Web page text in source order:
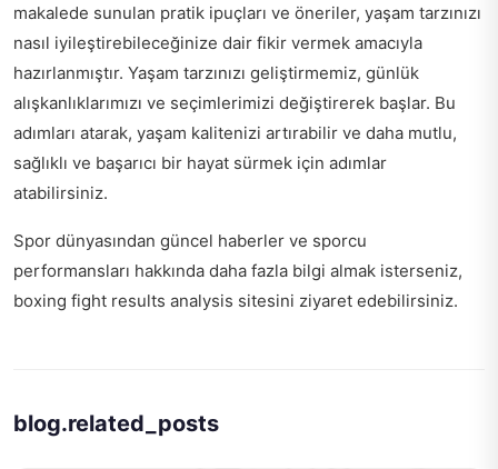
makalede sunulan pratik ipuçları ve öneriler, yaşam tarzınızı
nasıl iyileştirebileceğinize dair fikir vermek amacıyla
hazırlanmıştır. Yaşam tarzınızı geliştirmemiz, günlük
alışkanlıklarımızı ve seçimlerimizi değiştirerek başlar. Bu
adımları atarak, yaşam kalitenizi artırabilir ve daha mutlu,
sağlıklı ve başarıcı bir hayat sürmek için adımlar
atabilirsiniz.
Spor dünyasından güncel haberler ve sporcu
performansları hakkında daha fazla bilgi almak isterseniz,
boxing fight results analysis sitesini ziyaret edebilirsiniz.
blog.related_posts